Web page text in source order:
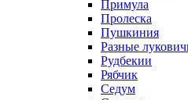
Примула
Пролеска
Пушкиния
Разные
Рудбекии
Рябчик
Седум